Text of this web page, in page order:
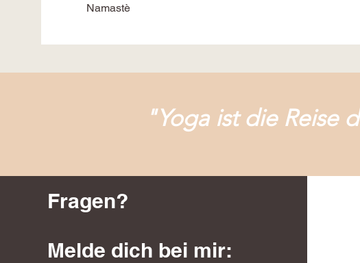
Namastè
"Yoga ist die Reise
Fragen?
Melde dich bei mir: